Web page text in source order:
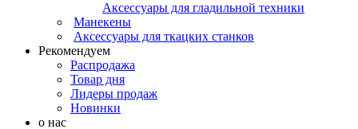
Аксессуары для гладильной техники
Манекены
Аксессуары для ткацких станков
Рекомендуем
Распродажа
Товар дня
Лидеры продаж
Новинки
о нас